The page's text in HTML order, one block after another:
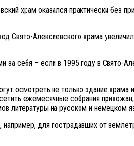
храм оказался практически без
Свято-Алексиевского храма
за себя – если в 1995 году в
осмотреть не только здание храма
ежемесячные собрания
литературы на русском и немецком
для пострадавших от